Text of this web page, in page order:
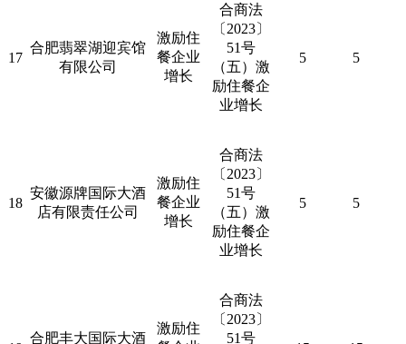
17
合肥翡翠湖迎宾馆
有限公司
激励住
餐企业
增长
合商法
〔 2023〕
51号
（五）激
励住餐企
业增长
5 5
18
安徽源牌国际大酒
店有限责任公司
激励住
餐企业
增长
合商法
〔 2023〕
51号
（五）激
励住餐企
业增长
5 5
合肥丰大国际大酒
激励住
合商法
〔 2023〕
51号